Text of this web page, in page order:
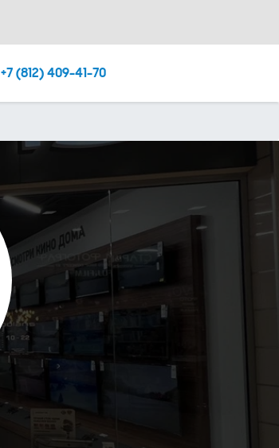
+7 (812) 409-41-70